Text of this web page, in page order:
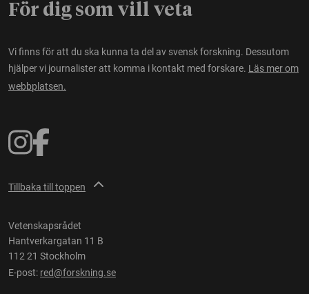
För dig som vill veta
Vi finns för att du ska kunna ta del av svensk forskning. Dessutom
hjälper vi journalister att komma i kontakt med forskare. Läs mer om
webbplatsen.
Tillbaka till toppen
Vetenskapsrådet
Hantverkargatan 11 B
112 21 Stockholm
E-post: red@forskning.se